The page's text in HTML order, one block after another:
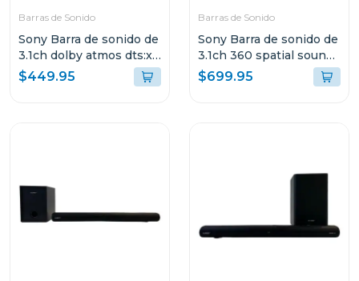
Barras de Sonido
Sony Barra de sonido de
3.1ch dolby atmos dts:x
s2000
$449.95
Barras de Sonido
Sony Barra de sonido de
3.1ch 360 spatial sound
mapping dolby atmos
a3000
$699.95